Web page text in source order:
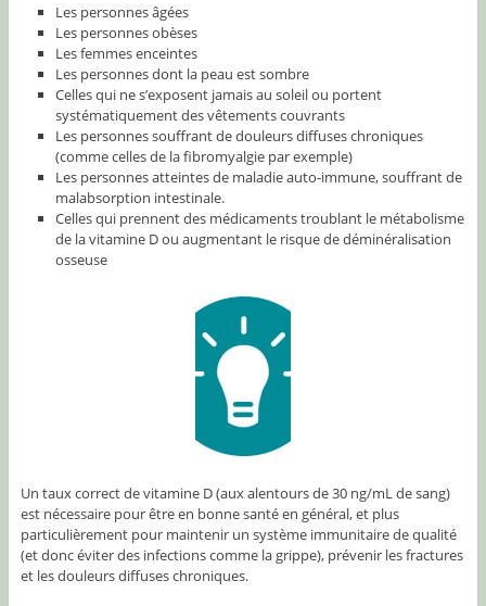
Les personnes âgées
Les personnes obèses
Les femmes enceintes
Les personnes dont la peau est sombre
Celles qui ne s’exposent jamais au soleil ou portent
systématiquement des vêtements couvrants
Les personnes souffrant de douleurs diffuses chroniques
(comme celles de la fibromyalgie par exemple)
Les personnes atteintes de maladie auto-immune, souffrant de
malabsorption intestinale.
Celles qui prennent des médicaments troublant le métabolisme
de la vitamine D ou augmentant le risque de déminéralisation
osseuse
Un taux correct de vitamine D (aux alentours de 30 ng/mL de sang)
est nécessaire pour être en bonne santé en général, et plus
particulièrement pour maintenir un système immunitaire de qualité
(et donc éviter des infections comme la grippe), prévenir les fractures
et les douleurs diffuses chroniques.